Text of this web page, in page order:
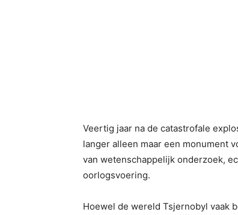
Veertig jaar na de catastrofale
langer alleen maar een monument
van wetenschappelijk onderzoek,
oorlogsvoering.
Hoewel de wereld Tsjernobyl vaak